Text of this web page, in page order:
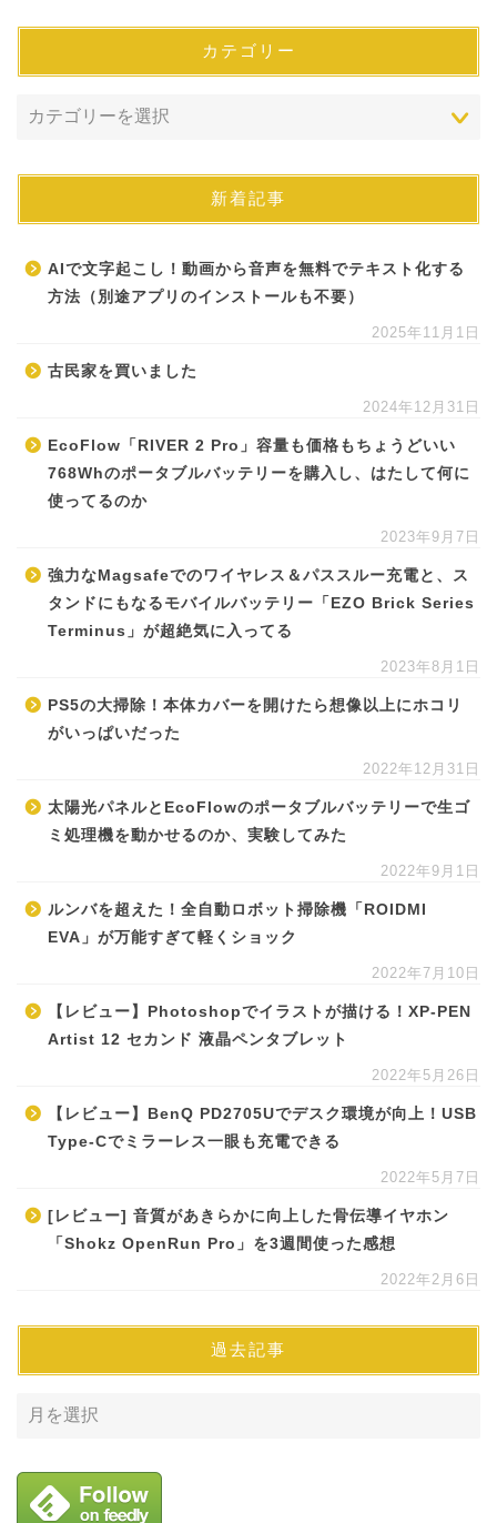
カテゴリー
新着記事
AIで文字起こし！動画から音声を無料でテキスト化する
方法（別途アプリのインストールも不要）
2025年11月1日
古民家を買いました
2024年12月31日
EcoFlow「RIVER 2 Pro」容量も価格もちょうどいい
768Whのポータブルバッテリーを購入し、はたして何に
使ってるのか
2023年9月7日
強力なMagsafeでのワイヤレス＆パススルー充電と、ス
タンドにもなるモバイルバッテリー「EZO Brick Series
Terminus」が超絶気に入ってる
2023年8月1日
PS5の大掃除！本体カバーを開けたら想像以上にホコリ
がいっぱいだった
2022年12月31日
太陽光パネルとEcoFlowのポータブルバッテリーで生ゴ
ミ処理機を動かせるのか、実験してみた
2022年9月1日
ルンバを超えた！全自動ロボット掃除機「ROIDMI
EVA」が万能すぎて軽くショック
2022年7月10日
【レビュー】Photoshopでイラストが描ける！XP-PEN
Artist 12 セカンド 液晶ペンタブレット
2022年5月26日
【レビュー】BenQ PD2705Uでデスク環境が向上！USB
Type-Cでミラーレス一眼も充電できる
2022年5月7日
[レビュー] 音質があきらかに向上した骨伝導イヤホン
「Shokz OpenRun Pro」を3週間使った感想
2022年2月6日
過去記事